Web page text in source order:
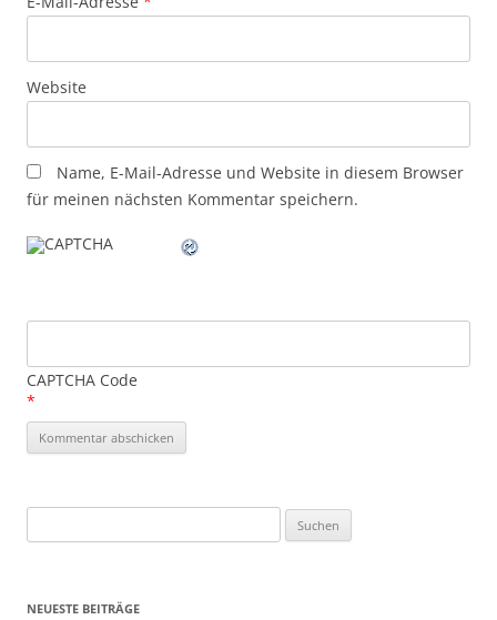
Website
Name, E-Mail-Adresse und Website in diesem Browser
für meinen nächsten Kommentar speichern.
CAPTCHA Code
*
nach:
NEUESTE BEITRÄGE